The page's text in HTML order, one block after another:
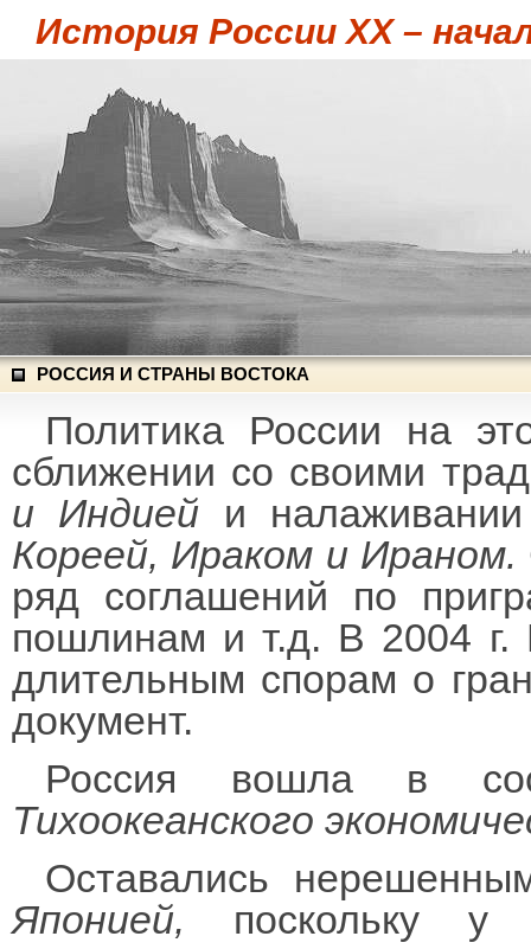
История России XX –
РОССИЯ И СТРАНЫ ВОСТОКА
Политика России на
сближении со своими
и Индией и
Кореей, Ираком и Ираном.
ряд соглашений по
пошлинам и т.д. В 2004 г.
длительным спорам о
документ.
Россия вошла в
Тихоокеанского
Оставались
Японией, поскольку у